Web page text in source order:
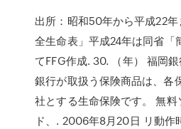
出所：昭和50年から平成22
全生命表」平成24年は同省「
てFFG作成. 30. （年） 福岡
銀行が取扱う保険商品は、各
社とする生命保険です。 無
ド、. 2006年8月20日 リ動作